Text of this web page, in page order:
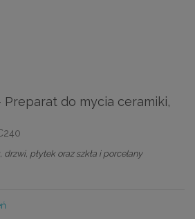
Preparat do mycia ceramiki,
płytek oraz szkła i porcelany